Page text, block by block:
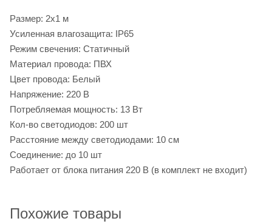
Размер: 2х1 м
Усиленная влагозащита: IP65
Режим свечения: Статичный
Материал провода: ПВХ
Цвет провода: Белый
Напряжение: 220 В
Потребляемая мощность: 13 Вт
Кол-во светодиодов: 200 шт
Расстояние между светодиодами: 10 см
Соединение: до 10 шт
Работает от блока питания 220 В (в комплект не входит)
Похожие товары